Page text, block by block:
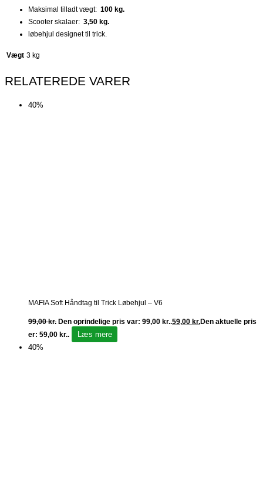
Maksimal tilladt vægt: 100 kg.
Scooter skalaer: 3,50 kg.
løbehjul designet til trick.
Vægt 3 kg
RELATEREDE VARER
40%
MAFIA Soft Håndtag til Trick Løbehjul – V6
99,00kr. Den oprindelige pris var: 99,00 kr..59,00 kr.Den aktuelle pris
er: 59,00 kr..
Læs mere
40%